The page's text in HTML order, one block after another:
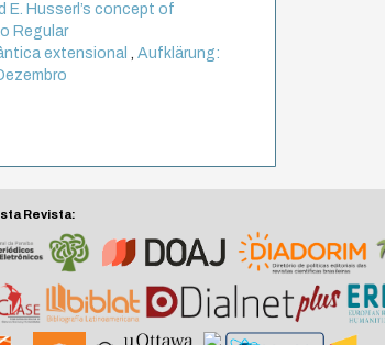
E. Husserl’s concept of
Regular
extensional,Aufklärung:
Revista: